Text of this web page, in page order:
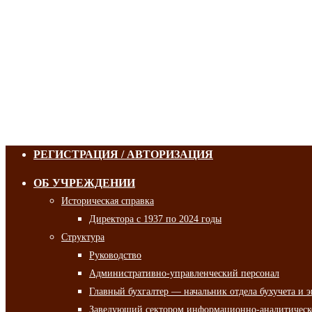
РЕГИСТРАЦИЯ / АВТОРИЗАЦИЯ
ОБ УЧРЕЖДЕНИИ
Историческая справка
Директора с 1937 по 2024 годы
Структура
Руководство
Административно-управленческий персонал
Главный бухгалтер — начальник отдела бухучета и
Заведующий сектором информационно-